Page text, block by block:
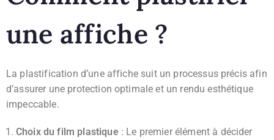
une affiche ?
La plastification d’une affiche suit un processus précis afin
d’assurer une protection optimale et un rendu esthétique
impeccable.
Choix du film plastique : Le premier élément à décider